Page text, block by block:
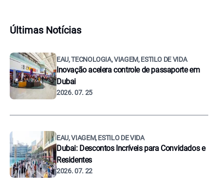
Últimas Notícias
EAU, TECNOLOGIA, VIAGEM, ESTILO DE VIDA
Inovação acelera controle de passaporte em
Dubai
2026. 07. 25
EAU, VIAGEM, ESTILO DE VIDA
Dubai: Descontos Incríveis para Convidados e
Residentes
2026. 07. 22